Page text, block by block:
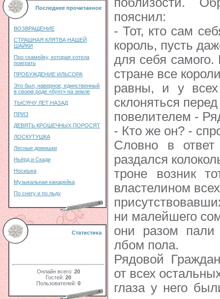
Последнее прочитанное
ВОЗВРАЩЕНИЕ
СТРАШНАЯ КЛЯТВА НАШЕЙ
ШАЙКИ
Про скамейку, которая хотела
поиграть
ПРОБУЖДЕНИЕ ИЛЬСОРА
Это был, наверное, единственный
в своем роде «бунт» на земле
ТЫСЯЧУ ЛЕТ НАЗАД
ПРИЗ
ДЕВЯТЬ КРОШЕЧНЫХ ПОРОСЯТ
ЛОСКУТУШКА
Лесные домишки
Ньёрд и Скади
Носишка
Музыкальная канарейка
По снегу и по льду
Статистика
Онлайн всего: 20
Гостей: 20
Пользователей: 0
пояснил:
- Тот, кто сам
король, пусть
для себя
стране все
равны, и у всех
склоняться
повелителем -
- Кто же он? -
Словно в
раздался
троне возник
властелином
ни малейшего
они разом пали
лбом пола.
Рядовой
от всех
глаза у него